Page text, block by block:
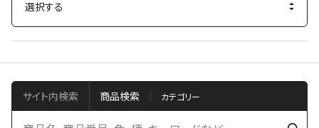
サイト内検索 商品検索